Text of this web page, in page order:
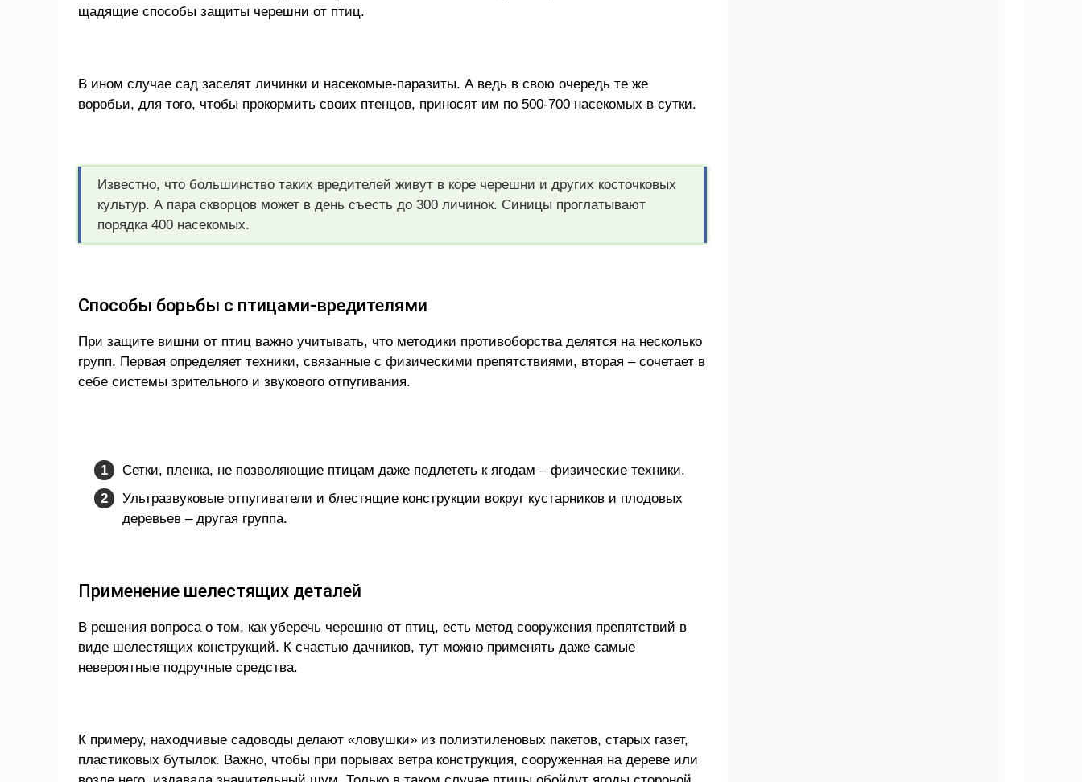
щадящие способы защиты черешни от птиц.
В ином случае сад заселят личинки и насекомые-паразиты. А ведь в свою очередь те же
воробьи, для того, чтобы прокормить своих птенцов, приносят им по 500-700 насекомых в сутки.
Известно, что большинство таких вредителей живут в коре черешни и других косточковых
культур. А пара скворцов может в день съесть до 300 личинок. Синицы проглатывают
порядка 400 насекомых.
Способы борьбы с птицами-вредителями
При защите вишни от птиц важно учитывать, что методики противоборства делятся на несколько
групп. Первая определяет техники, связанные с физическими препятствиями, вторая – сочетает в
себе системы зрительного и звукового отпугивания.
Сетки, пленка, не позволяющие птицам даже подлететь к ягодам – физические техники.
Ультразвуковые отпугиватели и блестящие конструкции вокруг кустарников и плодовых
деревьев – другая группа.
Применение шелестящих деталей
В решения вопроса о том, как уберечь черешню от птиц, есть метод сооружения препятствий в
виде шелестящих конструкций. К счастью дачников, тут можно применять даже самые
невероятные подручные средства.
К примеру, находчивые садоводы делают «ловушки» из полиэтиленовых пакетов, старых газет,
пластиковых бутылок. Важно, чтобы при порывах ветра конструкция, сооруженная на дереве или